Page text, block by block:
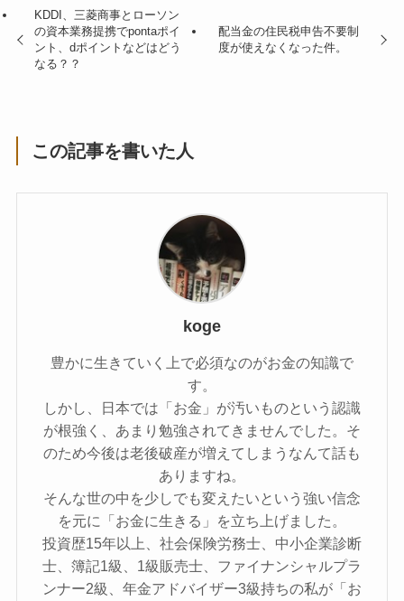
KDDI、三菱商事とローソン
の資本業務提携でpontaポイ
ント、dポイントなどはどう
なる？？
配当金の住民税申告不要制
度が使えなくなった件。
この記事を書いた人
koge
豊かに生きていく上で必須なのがお金の知識で
す。
しかし、日本では「お金」が汚いものという認識
が根強く、あまり勉強されてきませんでした。そ
のため今後は老後破産が増えてしまうなんて話も
ありますね。
そんな世の中を少しでも変えたいという強い信念
を元に「お金に生きる」を立ち上げました。
投資歴15年以上、社会保険労務士、中小企業診断
士、簿記1級、1級販売士、ファイナンシャルプラ
ンナー2級、年金アドバイザー3級持ちの私が「お